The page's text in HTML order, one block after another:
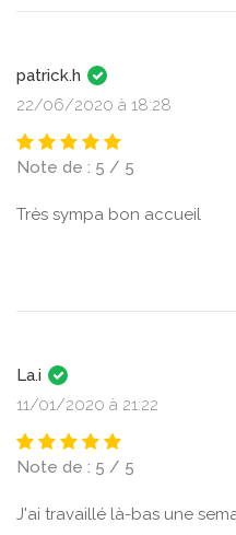
patrick.h
22/06/2020 à 18:28
Note de : 5 / 5
Très sympa bon accueil
La.i
11/01/2020 à 21:22
Note de : 5 / 5
J'ai travaillé là-bas une